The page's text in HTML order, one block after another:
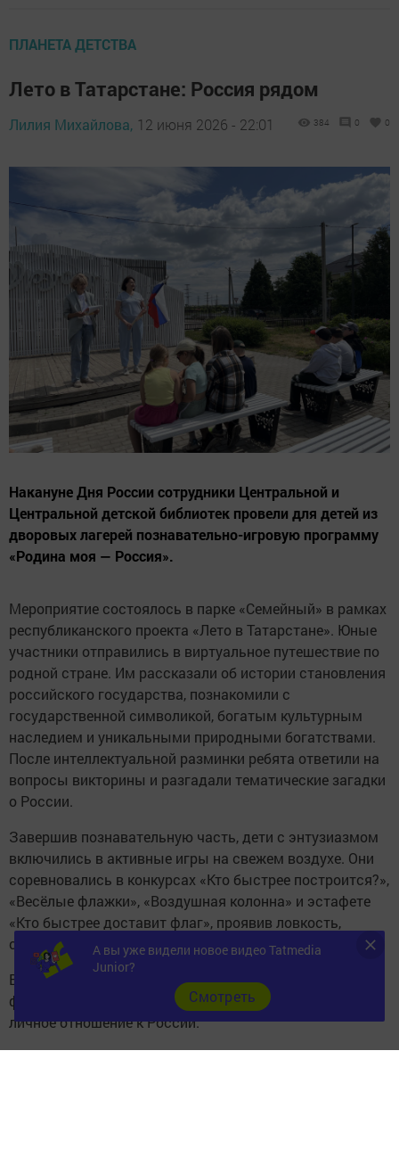
ПЛАНЕТА ДЕТСТВА
Лето в Татарстане: Россия рядом
Лилия Михайлова, 12 июня 2026 - 22:01 384 0 0
Накануне Дня России сотрудники Центральной и
Центральной детской библиотек провели для детей из
дворовых лагерей познавательно-игровую программу
«Родина моя — Россия».
Мероприятие состоялось в парке «Семейный» в рамках
республиканского проекта «Лето в Татарстане». Юные
участники отправились в виртуальное путешествие по
родной стране. Им рассказали об истории становления
российского государства, познакомили с
государственной символикой, богатым культурным
наследием и уникальными природными богатствами.
После интеллектуальной разминки ребята ответили на
вопросы викторины и разгадали тематические загадки
о России.
Завершив познавательную часть, дети с энтузиазмом
включились в активные игры на свежем воздухе. Они
соревновались в конкурсах «Кто быстрее построится?»,
«Весёлые флажки», «Воздушная колонна» и эстафете
«Кто быстрее доставит флаг», проявив ловкость,
сплочённость и командный дух.
В финале каждый участник смог проявить творческую
фантазию и выразить в художественном задании своё
личное отношение к России.
А вы уже видели новое видео Tatmedia
Junior?
Cмотреть